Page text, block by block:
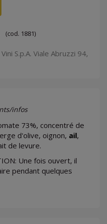
(cod. 1881)
S.p.A. Viale Abruzzi 94,
infos
73%, concentré de
d'olive, oignon, ail,
de levure.
Une fois ouvert, il
pendant quelques